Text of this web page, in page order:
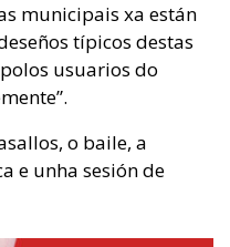
municipais xa están
típicos destas
usuarios do
o baile, a
e unha sesión de